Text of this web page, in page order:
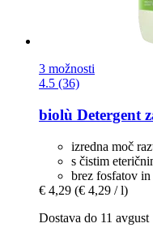
3 možnosti
4.5 (36)
biolù Detergent
izredna moč
s čistim
brez fosfatov
€ 4,29 (€ 4,29 / l)
Dostava do 11 avgust